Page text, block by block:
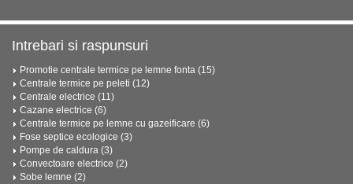
Intrebari si raspunsuri
Promotie centrale termice pe lemne fonta (15)
Centrale termice pe peleti (12)
Centrale electrice (11)
Cazane electrice (6)
Centrale termice pe lemne cu gazeificare (6)
Fose septice ecologice (3)
Pompe de caldura (3)
Convectoare electrice (2)
Sobe lemne (2)